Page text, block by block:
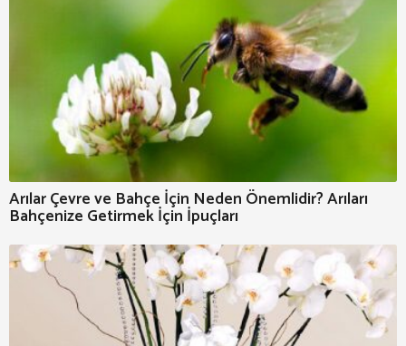
Arılar Çevre ve Bahçe İçin Neden Önemlidir? Arıları
Bahçenize Getirmek İçin İpuçları